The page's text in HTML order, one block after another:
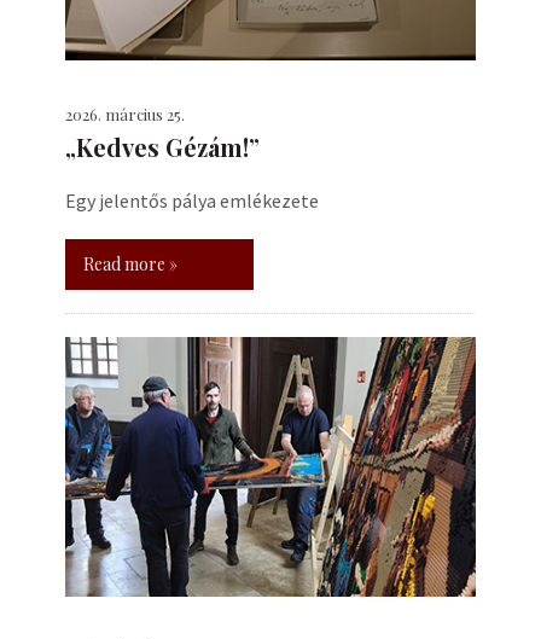
2026. március 25.
„Kedves Gézám!”
Egy jelentős pálya emlékezete
Read more »